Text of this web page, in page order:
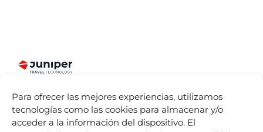
Para ofrecer las mejores experiencias, utilizamos
tecnologías como las cookies para almacenar y/o
acceder a la información del dispositivo. El
que Booking
Engines para
la industria
turística.
Sobre
Nosotros
Dónde
Juniper
Airline
Vacations
Directos
Seller Tools